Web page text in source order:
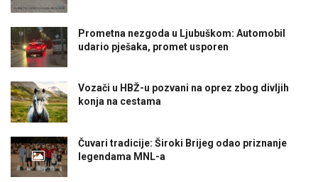
Prometna nezgoda u Ljubuškom: Automobil
udario pješaka, promet usporen
Vozači u HBŽ-u pozvani na oprez zbog divljih
konja na cestama
Čuvari tradicije: Široki Brijeg odao priznanje
legendama MNL-a